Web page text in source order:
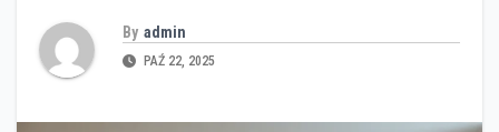
By admin
PAŹ 22, 2025